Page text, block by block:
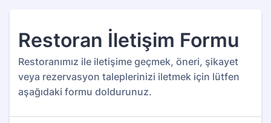
Restoran İletişim Formu
Restoranımız ile iletişime geçmek, öneri, şikayet
veya rezervasyon taleplerinizi iletmek için lütfen
aşağıdaki formu doldurunuz.